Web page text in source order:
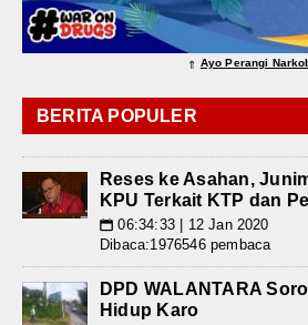
⇑ Ayo Perangi
BERITA POPULER
Reses ke Asahan,
KPU Terkait KTP dan
📅 06:34:33 | 12 Jan 2020
Dibaca:1976546 pembaca
DPD WALANTARA
Hidup Karo